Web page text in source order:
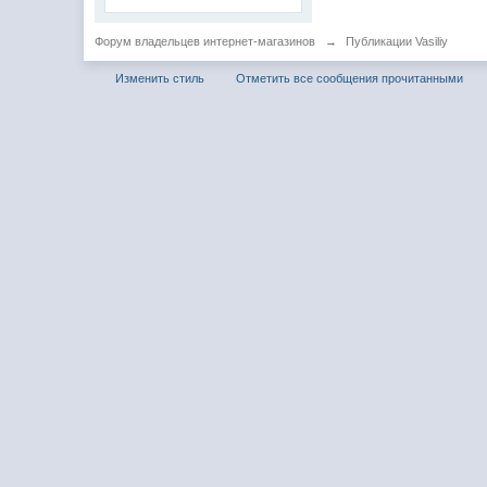
Форум владельцев интернет-магазинов → Публикации Vasiliy
Изменить стиль Отметить все сообщения прочитанными